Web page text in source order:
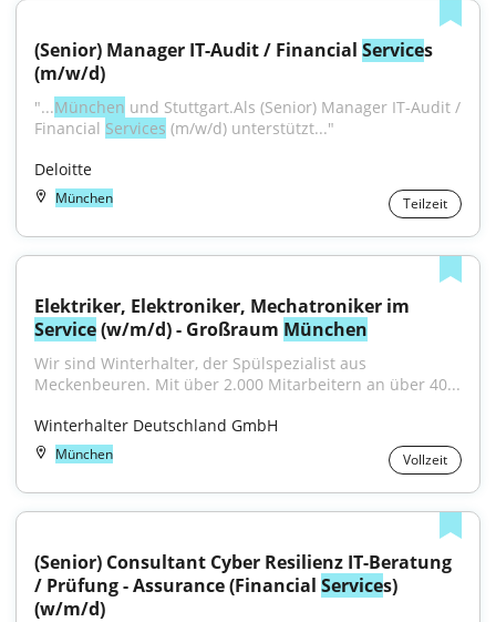
(Senior) Manager IT-Audit / Financial Services
(m/w/d)
"...München und Stuttgart.Als (Senior) Manager IT-Audit /
Financial Services (m/w/d) unterstützt..."
Deloitte
München Teilzeit
Service (w/m/d) - Großraum München
Wir sind Winterhalter, der Spülspezialist aus
Meckenbeuren. Mit über 2.000 Mitarbeitern an über 40...
Winterhalter Deutschland GmbH
München Vollzeit
(Senior) Consultant Cyber Resilienz IT-Beratung
/ Prüfung - Assurance (Financial Services)
(w/m/d)